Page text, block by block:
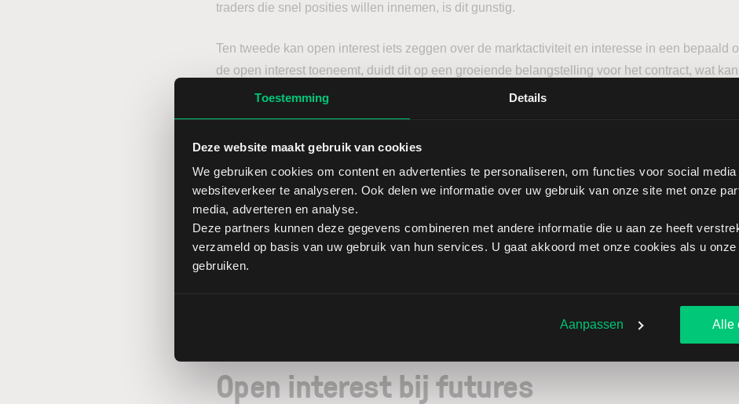
Toestemming Details
Deze website maakt gebruik van cookies
We gebruiken cookies om content en advertenties te personaliseren, om functies voor social
websiteverkeer te analyseren. Ook delen we informatie over uw gebruik van onze site met onze
media, adverteren en analyse.
Deze partners kunnen deze gegevens combineren met andere informatie die u aan ze heeft
verzameld op basis van uw gebruik van hun services. U gaat akkoord met onze cookies als u
gebruiken.
Aanpassen Alle
traders die snel posities willen innemen, is dit gunstig.
Ten tweede kan open interest iets zeggen over de marktactiviteit en interesse in een bepaald
de open interest toeneemt, duidt dit op een groeiende belangstelling voor het contract, wat
verwachte prijsbewegingen in de
onderliggende waarde . Dit kan traders helpen bij het
Daarnaast kan open interest bij opties fungeren als ondersteunings- en weerstandsniveaus
onderliggende waarde. Hoge open interest op specifieke uitoefenprijzen kan dienen als steun
weerstandsniveau voor de onderliggende waarde. Hierdoor kunnen traders hun prijsdoelen
niveaus beter bepalen.
Bovendien kan een afname van open interest aangeven dat traders hun posities aan het
Het kan ook wijzen op een afname van het marktsentiment en een gebrek aan overtuiging bij
Open interest bij futures